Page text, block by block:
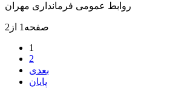
روابط عمومی فرمانداری مهران
صفحه1 از2
1
2
بعدی
پایان